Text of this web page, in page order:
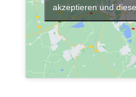
akzeptieren und